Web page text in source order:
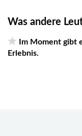
Was andere
Im Moment gibt
Erlebnis.